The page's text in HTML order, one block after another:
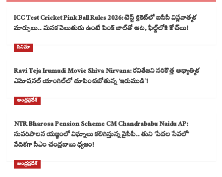
ICC Test Cricket Pink Ball Rules 2026: టెస్ట్ క్రికెట్‌లో ఐసీసీ విప్లవాత్మక
మార్పులు.. మసక వెలుతురు ఉంటే పింక్ బాల్‌తో ఆట, ఫీల్డ్‌లోకి కోచ్‌లు!
సినిమా
Ravi Teja Irumudi Movie Shiva Nirvana: రవితేజని సరికొత్త ఆధ్యాత్మిక
ఎమోషనల్ యాంగిల్‌లో చూపించబోతున్న ‘ఇరుముడి`!
ఆంధ్రప్రదేశ్
NTR Bharosa Pension Scheme CM Chandrababu Naidu AP:
సుపరిపాలన యజ్ఞంలో విఘ్నాలు కలిగిస్తున్న వైసీపీ.. తుని ‘పేదల సేవలో’
వేదికగా సీఎం చంద్రబాబు ధ్వజం!
ఆంధ్రప్రదేశ్